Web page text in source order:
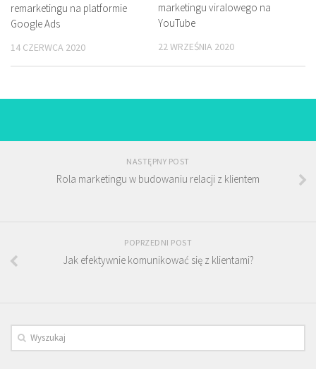
remarketingu na platformie
Google Ads
14 CZERWCA 2020
marketingu viralowego na
YouTube
22 WRZEŚNIA 2020
NASTĘPNY POST
Rola marketingu w budowaniu relacji z klientem
POPRZEDNI POST
Jak efektywnie komunikować się z klientami?